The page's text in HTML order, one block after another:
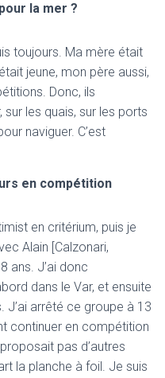
la mer ?
toujours. Ma mère était
jeune, mon père aussi,
Donc, ils
sur les quais, sur les ports
naviguer. C’est
en compétition
en critérium, puis je
Alain [Calzonari,
ans. J’ai donc
dans le Var, et ensuite
arrêté ce groupe à 13
continuer en compétition
pas d’autres
la planche à foil. Je suis